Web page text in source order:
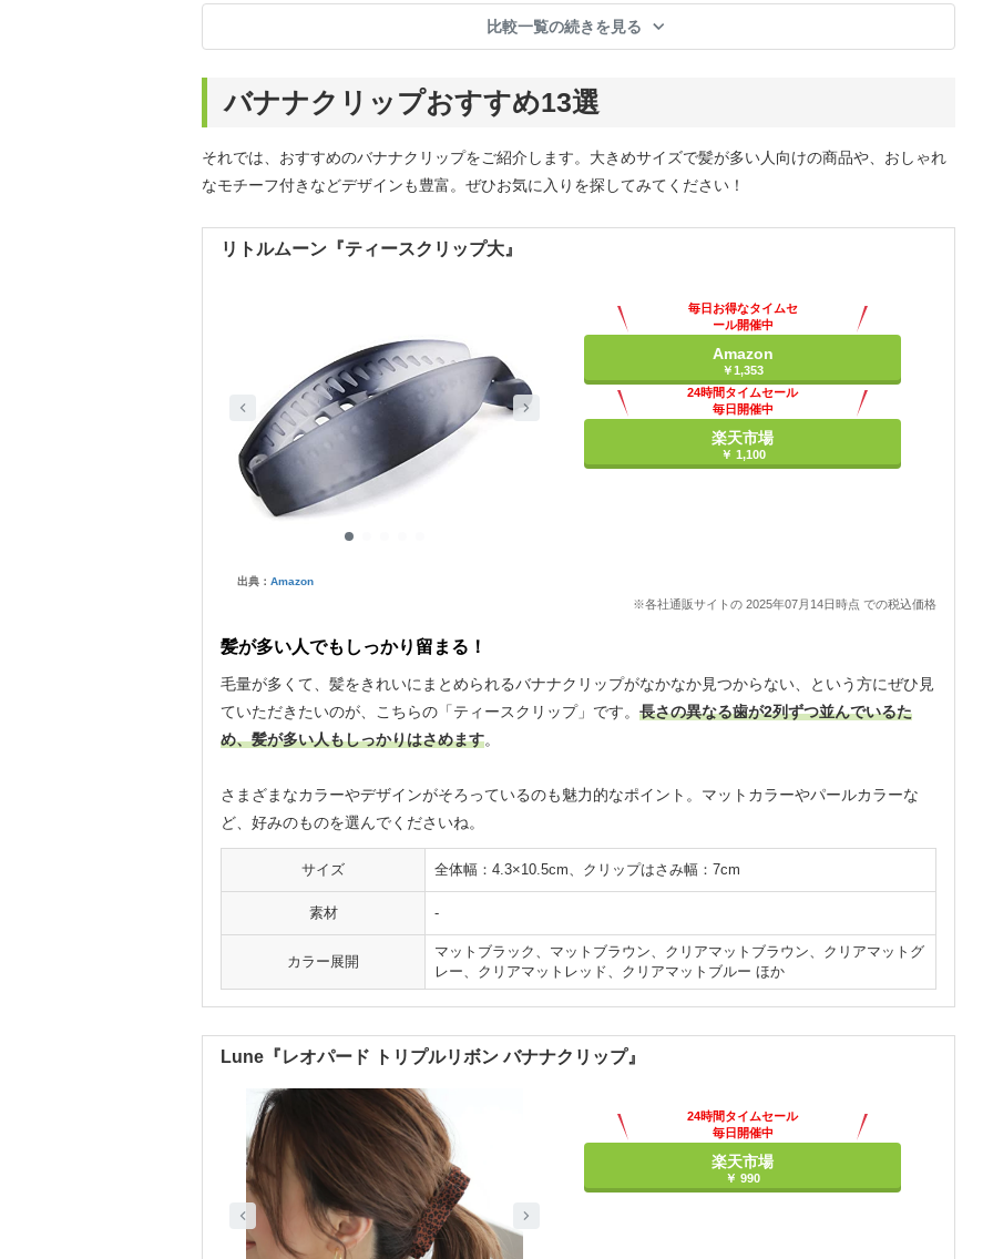
比較一覧の続きを見る
バナナクリップおすすめ13選
それでは、おすすめのバナナクリップをご紹介します。大きめサイズで髪が多い人向けの商品や、おしゃれ
なモチーフ付きなどデザインも豊富。ぜひお気に入りを探してみてください！
リトルムーン『ティースクリップ大』
出典： Amazon
毎日お得なタイムセ
ール開催中
Amazon
￥1,353
24時間タイムセール
毎日開催中
楽天市場
￥ 1,100
※各社通販サイトの 2025年07月14日時点 での税込価格
髪が多い人でもしっかり留まる！
毛量が多くて、髪をきれいにまとめられるバナナクリップがなかなか見つからない、という方にぜひ見
ていただきたいのが、こちらの「ティースクリップ」です。 長さの異なる歯が2列ずつ並んでいるた
め、髪が多い人もしっかりはさめます。
さまざまなカラーやデザインがそろっているのも魅力的なポイント。マットカラーやパールカラーな
ど、好みのものを選んでくださいね。
サイズ 全体幅：4.3×10.5cm、クリップはさみ幅：7cm
素材 -
カラー展開
マットブラック、マットブラウン、クリアマットブラウン、クリアマットグ
レー、クリアマットレッド、クリアマットブルー ほか
Lune『レオパード トリプルリボン バナナクリップ』
24時間タイムセール
毎日開催中
楽天市場
￥ 990